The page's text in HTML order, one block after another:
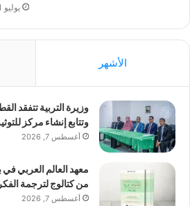
يوليو 31, 2026
الأشهر
وزيرة التربية تتفقد
وتتابع إنشاء مركز
أغسطس 7, 2026
معهد العالم العربي
من كتالوج لترجمة
أغسطس 7, 2026